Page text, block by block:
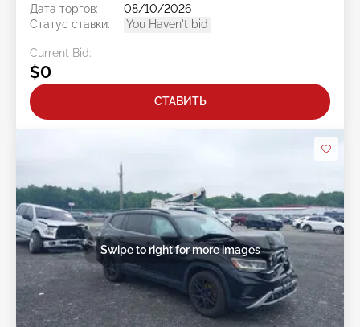
Дата торгов:
08/10/2026
Статус ставки:
You Haven't bid
Current Bid:
$0
СТАВИТЬ
Swipe to right for more images